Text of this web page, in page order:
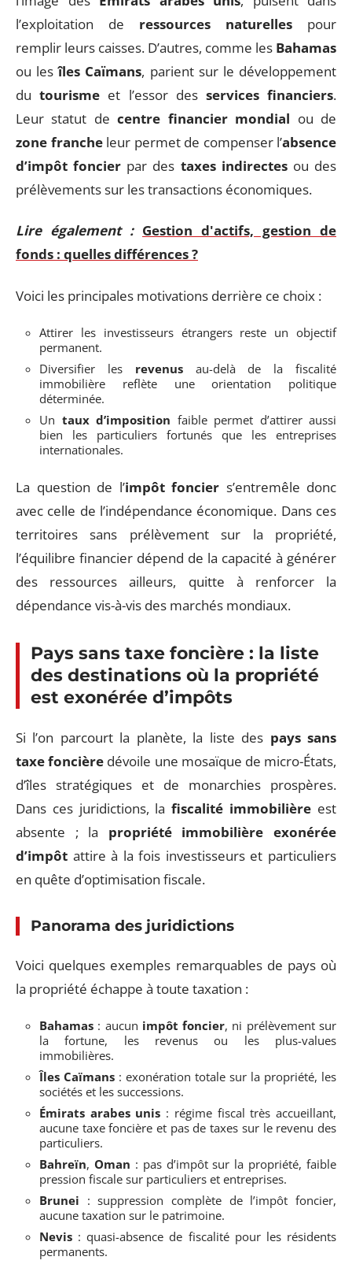
l’exploitation de ressources naturelles pour
remplir leurs caisses. D’autres, comme les Bahamas
ou lesîles Caïmans, parient sur le développement
dutourisme et l’essor des services financiers.
Leur statut decentre financier mondial ou de
zone francheleur permet de compenser l’absence
d’impôt foncier par des taxes indirectesou des
prélèvements sur les transactions économiques.
Lire également : Gestion d'actifs, gestion de
fonds : quelles différences ?
Voici les principales motivations derrière ce choix :
Attirer les investisseurs étrangers reste un objectif
permanent.
Diversifier les revenusau-delà de la fiscalité
immobilière reflète une orientation politique
déterminée.
Un taux d’imposition faible permet d’attirer aussi
bien les particuliers fortunés que les entreprises
internationales.
La question de l’impôt foncier s’entremêle donc
avec celle de l’indépendance économique. Dans ces
territoires sans prélèvement sur la propriété,
l’équilibre financier dépend de la capacité à générer
des ressources ailleurs, quitte à renforcer la
dépendance vis-à-vis des marchés mondiaux.
Pays sans taxe foncière : la liste
des destinations où la propriété
est exonérée d’impôts
Si l’on parcourt la planète, la liste des pays sans
taxe foncière dévoile une mosaïque de micro-États,
d’îles stratégiques et de monarchies prospères.
Dans ces juridictions, lafiscalité immobilière est
absente ; la propriété immobilière exonérée
d’impôt attire à la fois investisseurs et particuliers
en quête d’optimisation fiscale.
Panorama des juridictions
Voici quelques exemples remarquables de pays où
la propriété échappe à toute taxation :
Bahamas : aucun impôt foncier, ni prélèvement sur
la fortune, les revenus ou les plus-values
immobilières.
Îles Caïmans : exonération totale sur la propriété, les
sociétés et les successions.
Émirats arabes unis : régime fiscal très accueillant,
aucune taxe foncière et pas de taxes sur le revenu des
particuliers.
Bahreïn, Oman : pas d’impôt sur la propriété, faible
pression fiscale sur particuliers et entreprises.
Brunei : suppression complète de l’impôt foncier,
aucune taxation sur le patrimoine.
Nevis : quasi-absence de fiscalité pour les résidents
permanents.